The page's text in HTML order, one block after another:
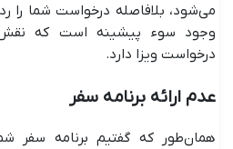
می‌شود، بلافاصله درخواست شما را
وجود سوء پیشینه است که
درخواست ویزا دارد.
عدم ارائه برنامه سفر
همان‌طور که گفتیم برنامه سفر